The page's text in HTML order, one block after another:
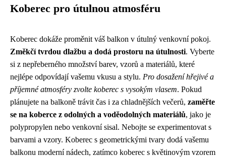
Koberec pro útulnou atmosféru
Koberec dokáže proměnit váš balkon v útulný venkovní pokoj.
Změkčí tvrdou dlažbu a dodá prostoru na útulnosti. Vyberte
si z nepřeberného množství barev, vzorů a materiálů, které
nejlépe odpovídají vašemu vkusu a stylu. Pro dosažení hřejivé a
příjemné atmosféry zvolte koberec s vysokým vlasem. Pokud
plánujete na balkoně trávit čas i za chladnějších večerů, zaměřte
se na koberce z odolných a voděodolných materiálů, jako je
polypropylen nebo venkovní sisal. Nebojte se experimentovat s
barvami a vzory. Koberec s geometrickými tvary dodá vašemu
balkonu moderní nádech, zatímco koberec s květinovým vzorem